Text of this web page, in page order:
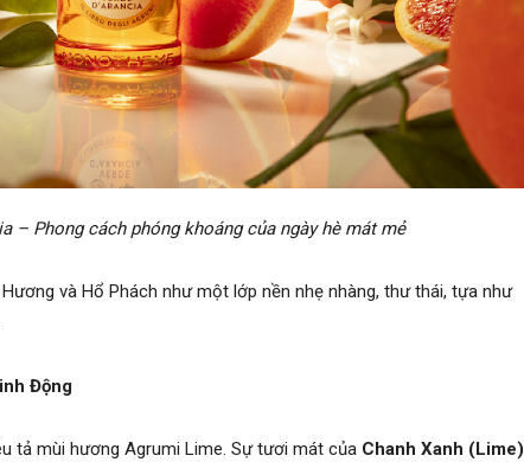
– Phong cách phóng khoáng của ngày hè mát mẻ
và Hổ Phách như một lớp nền nhẹ nhàng, thư thái, tựa như
Động
tả mùi hương Agrumi Lime. Sự tươi mát của Chanh Xanh (Lime)